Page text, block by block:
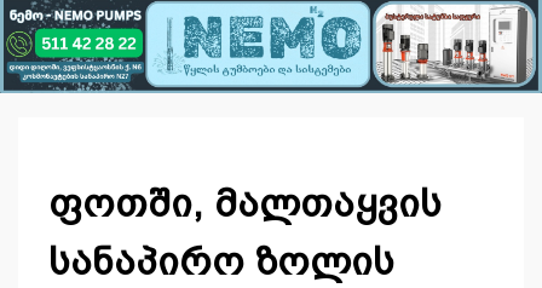
ფოთში, მალთაყვის
სანაპირო ზოლის